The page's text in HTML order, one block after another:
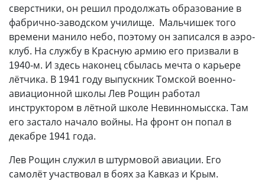
сверстники, он решил продолжать образование в
фабрично-заводском училище. Мальчишек того
времени манило небо, поэтому он записался в аэро­
клуб. На службу в Красную армию его призвали в
1940-м. И здесь наконец сбылась мечта о карьере
лётчика. В 1941 году выпускник Томской военно-
авиационной школы Лев Рощин работал
инструктором в лётной школе Невинномысска. Там
его застало начало войны. На фронт он попал в
декабре 1941 года.
Лев Рощин служил в штурмовой авиации. Его
самолёт участвовал в боях за Кавказ и Крым.